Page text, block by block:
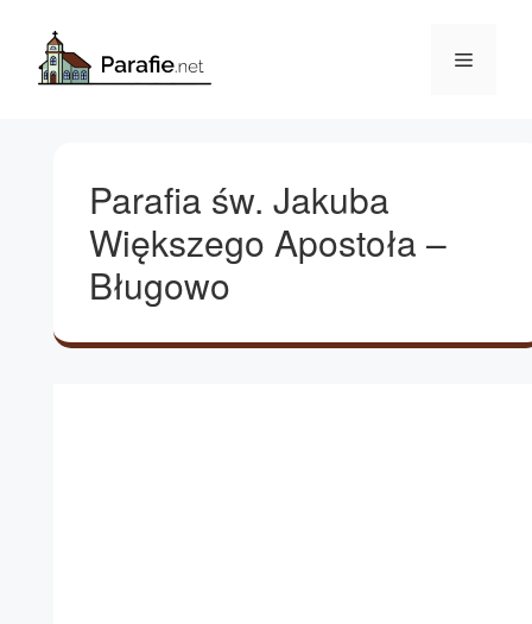
Menu
Parafia św. Jakuba
Większego Apostoła –
Bługowo